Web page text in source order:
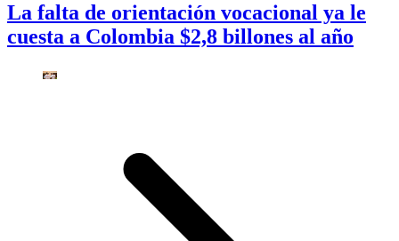
La falta de orientación vocacional ya le
cuesta a Colombia $2,8 billones al año